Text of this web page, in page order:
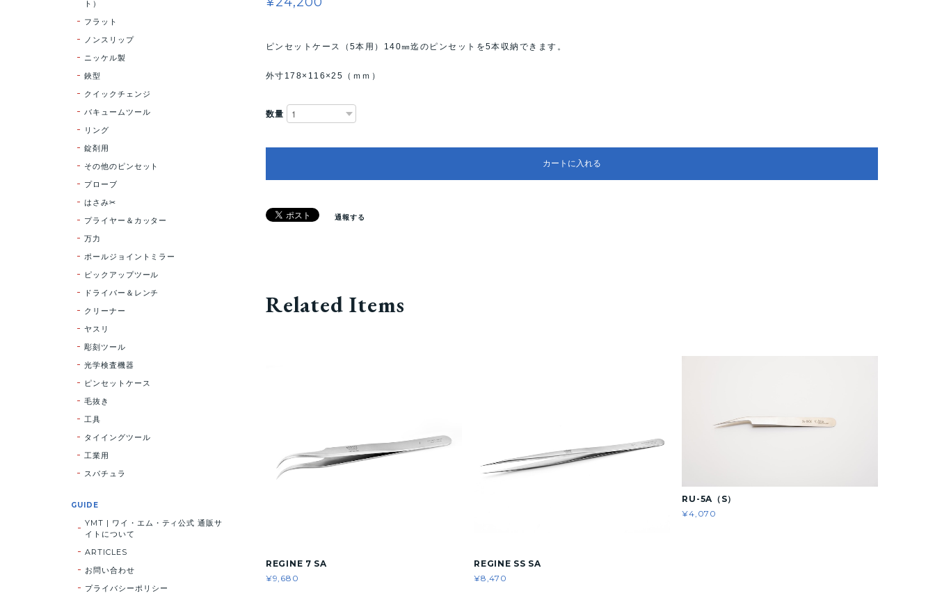
ピンセットケース（5本用）140㎜迄のピンセットを5本収納できます。
外寸178×116×25（ｍｍ）
数量
カートに入れる
通報する
Related Items
REGINE 7 SA
¥9,680
REGINE SS SA
¥8,470
RU-5A（S）
¥4,070
ト）
フラット
ノンスリップ
ニッケル製
鋏型
クイックチェンジ
バキュームツール
リング
錠剤用
その他のピンセット
プローブ
はさみ✂
プライヤー＆カッター
万力
ポールジョイントミラー
ピックアップツール
ドライバー＆レンチ
クリーナー
ヤスリ
彫刻ツール
光学検査機器
ピンセットケース
毛抜き
工具
タイイングツール
工業用
スパチュラ
GUIDE
YMT | ワイ・エム・ティ公式 通販サ
イトについて
ARTICLES
お問い合わせ
プライバシーポリシー